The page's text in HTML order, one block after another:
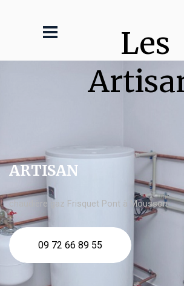
Les
ARTISAN
chaudière gaz Frisquet Pont à Mousson
09 72 66 89 55